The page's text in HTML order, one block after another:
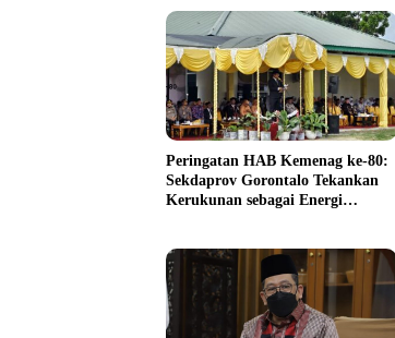
Peringatan HAB Kemenag ke-80:
Sekdaprov Gorontalo Tekankan
Kerukunan sebagai Energi